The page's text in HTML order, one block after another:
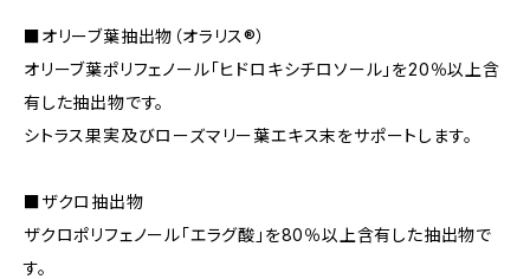
■オリーブ葉抽出物（オラリス®）
オリーブ葉ポリフェノール「ヒドロキシチロソール」を20％以上含
有した抽出物です。
シトラス果実及びローズマリー葉エキス末をサポートします。
■ザクロ抽出物
ザクロポリフェノール「エラグ酸」を80％以上含有した抽出物で
す。